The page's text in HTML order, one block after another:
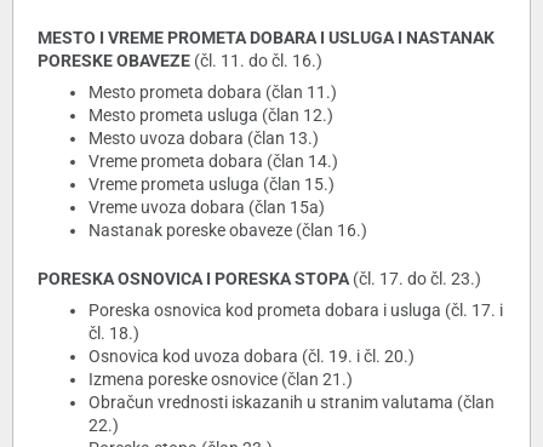
MESTO I VREME PROMETA DOBARA I USLUGA I NASTANAK
PORESKE OBAVEZE (čl. 11. do čl. 16.)
Mesto prometa dobara (član 11.)
Mesto prometa usluga (član 12.)
Mesto uvoza dobara (član 13.)
Vreme prometa dobara (član 14.)
Vreme prometa usluga (član 15.)
Vreme uvoza dobara (član 15a)
Nastanak poreske obaveze (član 16.)
PORESKA OSNOVICA I PORESKA STOPA(čl. 17. do čl. 23.)
Poreska osnovica kod prometa dobara i usluga (čl. 17. i
čl. 18.)
Osnovica kod uvoza dobara (čl. 19. i čl. 20.)
Izmena poreske osnovice (član 21.)
Obračun vrednosti iskazanih u stranim valutama (član
22.)